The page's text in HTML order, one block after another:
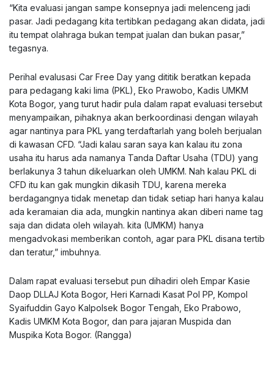
“Kita evaluasi jangan sampe konsepnya jadi melenceng jadi
pasar. Jadi pedagang kita tertibkan pedagang akan didata, jadi
itu tempat olahraga bukan tempat jualan dan bukan pasar,”
tegasnya.
Perihal evalusasi Car Free Day yang dititik beratkan kepada
para pedagang kaki lima (PKL), Eko Prawobo, Kadis UMKM
Kota Bogor, yang turut hadir pula dalam rapat evaluasi tersebut
menyampaikan, pihaknya akan berkoordinasi dengan wilayah
agar nantinya para PKL yang terdaftarlah yang boleh berjualan
di kawasan CFD. “Jadi kalau saran saya kan kalau itu zona
usaha itu harus ada namanya Tanda Daftar Usaha (TDU) yang
berlakunya 3 tahun dikeluarkan oleh UMKM. Nah kalau PKL di
CFD itu kan gak mungkin dikasih TDU, karena mereka
berdagangnya tidak menetap dan tidak setiap hari hanya kalau
ada keramaian dia ada, mungkin nantinya akan diberi name tag
saja dan didata oleh wilayah. kita (UMKM) hanya
mengadvokasi memberikan contoh, agar para PKL disana tertib
dan teratur,” imbuhnya.
Dalam rapat evaluasi tersebut pun dihadiri oleh Empar Kasie
Daop DLLAJ Kota Bogor, Heri Karnadi Kasat Pol PP, Kompol
Syaifuddin Gayo Kalpolsek Bogor Tengah, Eko Prabowo,
Kadis UMKM Kota Bogor, dan para jajaran Muspida dan
Muspika Kota Bogor. (Rangga)